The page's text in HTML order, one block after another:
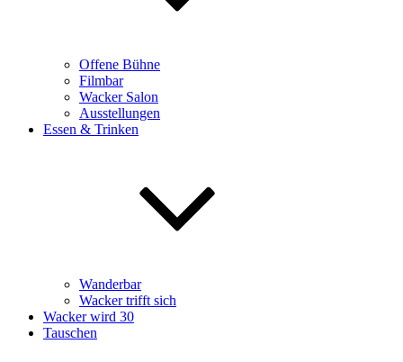
Offene Bühne
Filmbar
Wacker Salon
Ausstellungen
Essen & Trinken
Wanderbar
Wacker trifft sich
Wacker wird 30
Tauschen